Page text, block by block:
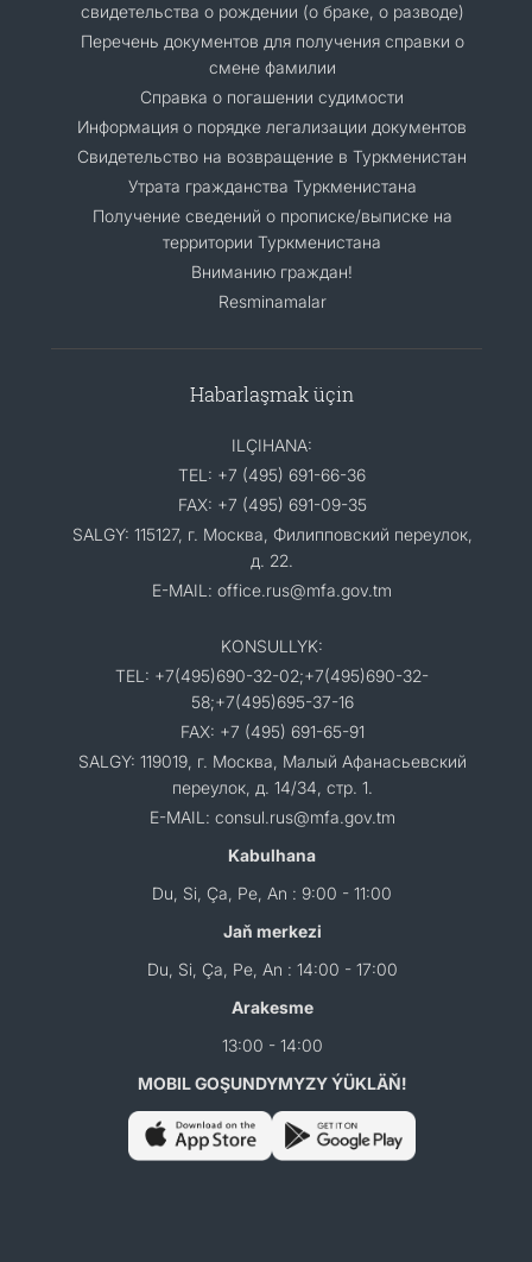
свидетельства о рождении (о браке, о разводе)
Перечень документов для получения справки о
смене фамилии
Справка о погашении судимости
Информация о порядке легализации документов
Cвидетельство на возвращение в Туркменистан
Утрата гражданства Туркменистана
Получение сведений о прописке/выписке на
территории Туркменистана
Вниманию граждан!
Resminamalar
Habarlaşmak üçin
ILÇIHANA:
TEL: +7 (495) 691-66-36
FAX: +7 (495) 691-09-35
SALGY: 115127, г. Москва, Филипповский переулок,
д. 22.
E-MAIL: office.rus@mfa.gov.tm
KONSULLYK:
TEL: +7(495)690-32-02;+7(495)690-32-
58;+7(495)695-37-16
FAX: +7 (495) 691-65-91
SALGY: 119019, г. Москва, Малый Афанасьевский
переулок, д. 14/34, стр. 1.
E-MAIL: consul.rus@mfa.gov.tm
Kabulhana
Du, Si, Ça, Pe, An : 9:00 - 11:00
Jaň merkezi
Du, Si, Ça, Pe, An : 14:00 - 17:00
Arakesme
13:00 - 14:00
MOBIL GOŞUNDYMYZY ÝÜKLÄŇ!